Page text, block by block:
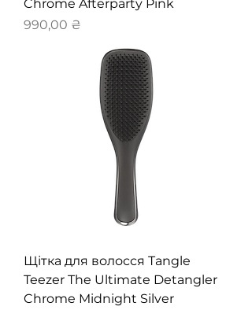
Chrome Afterparty Pink
Ціна
990,00 ₴
Щітка для волосся Tangle
Teezer The Ultimate Detangler
Chrome Midnight Silver